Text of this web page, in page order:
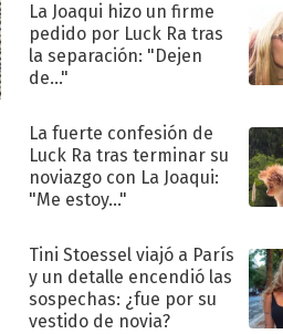
La Joaqui hizo un firme
pedido por Luck Ra tras
la separación: "Dejen
de..."
La fuerte confesión de
Luck Ra tras terminar su
noviazgo con La Joaqui:
"Me estoy..."
Tini Stoessel viajó a París
y un detalle encendió las
sospechas: ¿fue por su
vestido de novia?